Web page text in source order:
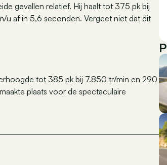
gevallen relatief. Hij haalt tot 375 pk bij
u af in 5,6 seconden. Vergeet niet dat dit
tot 385 pk bij 7.850 tr/min en 290
plaats voor de spectaculaire